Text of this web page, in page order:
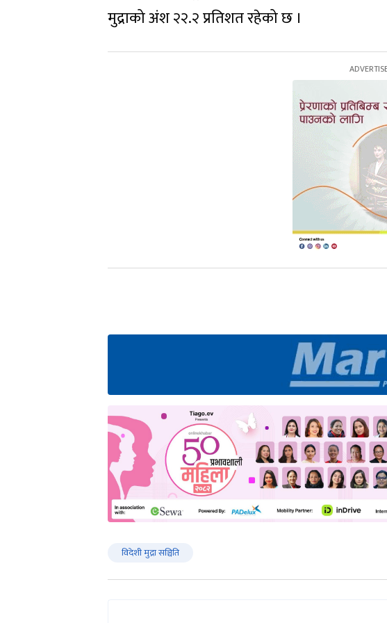
मुद्राको अंश २२.२ प्रतिशत रहेको छ ।
विदेशी मुद्रा सञ्चिति